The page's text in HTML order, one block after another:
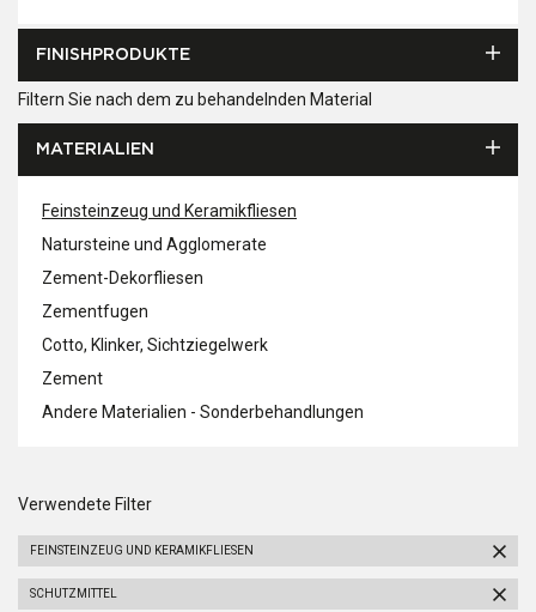
FINISHPRODUKTE
Filtern Sie nach dem zu behandelnden Material
MATERIALIEN
Feinsteinzeug und Keramikfliesen
Natursteine und Agglomerate
Zement-Dekorfliesen
Zementfugen
Cotto, Klinker, Sichtziegelwerk
Zement
Andere Materialien - Sonderbehandlungen
Verwendete Filter
FEINSTEINZEUG UND KERAMIKFLIESEN
SCHUTZMITTEL